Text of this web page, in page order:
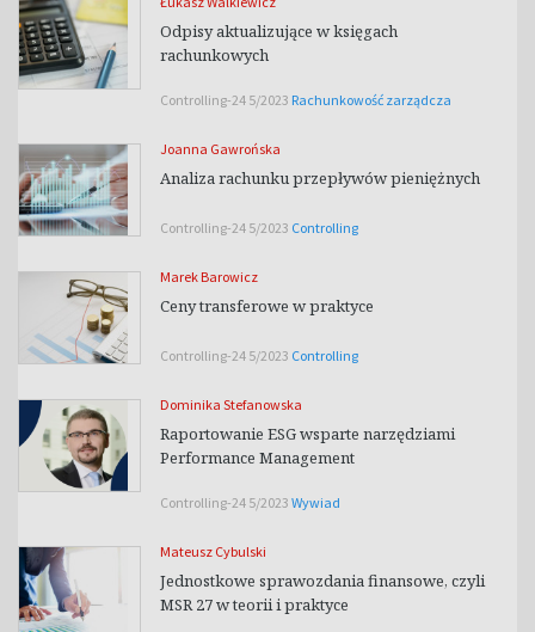
Odpisy aktualizujące w księgach
rachunkowych
Controlling-24 5/2023 Rachunkowość zarządcza
Joanna Gawrońska
Analiza rachunku przepływów pieniężnych
Controlling-24 5/2023 Controlling
Marek Barowicz
Ceny transferowe w praktyce
Controlling-24 5/2023 Controlling
Dominika Stefanowska
Raportowanie ESG wsparte narzędziami
Performance Management
Controlling-24 5/2023 Wywiad
Mateusz Cybulski
Jednostkowe sprawozdania finansowe, czyli
MSR 27 w teorii i praktyce